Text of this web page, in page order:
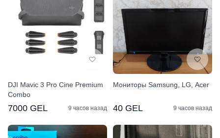
DJI Mavic 3 Pro Cine Premium
Combo
7000 GEL 9 часов назад
Мониторы Samsung, LG, Acer
40 GEL 9 часов назад